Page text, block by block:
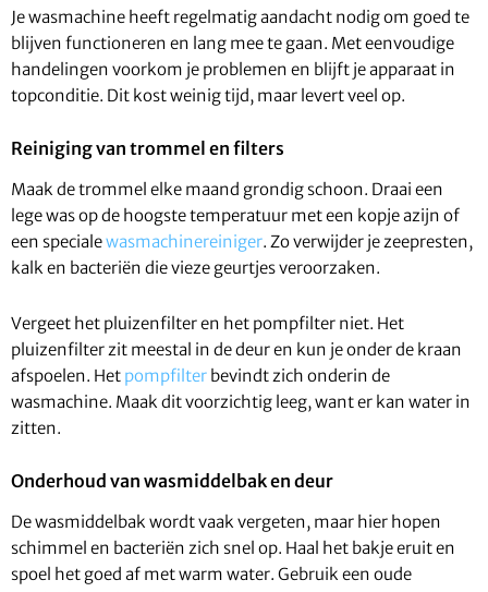
Je wasmachine heeft regelmatig aandacht nodig om goed te
blijven functioneren en lang mee te gaan. Met eenvoudige
handelingen voorkom je problemen en blijft je apparaat in
topconditie. Dit kost weinig tijd, maar levert veel op.
Reiniging van trommel en filters
Maak de trommel elke maand grondig schoon. Draai een
lege was op de hoogste temperatuur met een kopje azijn of
een specialewasmachinereiniger. Zo verwijder je zeepresten,
kalk en bacteriën die vieze geurtjes veroorzaken.
Vergeet het pluizenfilter en het pompfilter niet. Het
pluizenfilter zit meestal in de deur en kun je onder de kraan
afspoelen. Het pompfilter bevindt zich onderin de
wasmachine. Maak dit voorzichtig leeg, want er kan water in
zitten.
Onderhoud van wasmiddelbak en deur
De wasmiddelbak wordt vaak vergeten, maar hier hopen
schimmel en bacteriën zich snel op. Haal het bakje eruit en
spoel het goed af met warm water. Gebruik een oude